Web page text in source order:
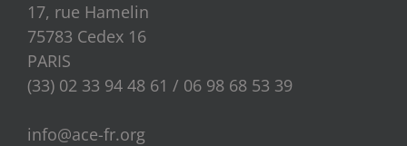
17, rue Hamelin
75783 Cedex 16
PARIS
(33) 02 33 94 48 61 / 06 98 68 53 39
info@ace-fr.org